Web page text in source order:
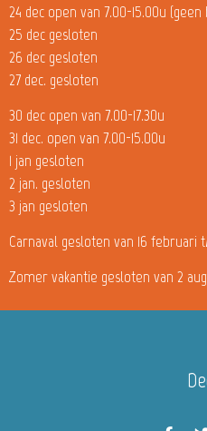
24 dec open van 7.00-15.00u
25 dec gesloten
26 dec gesloten
27 dec. gesloten
30 dec open van 7.00-17.30u
31 dec. open van 7.00-15.00u
1 jan gesloten
2 jan. gesloten
3 jan gesloten
Carnaval gesloten van 16 februari
Zomer vakantie gesloten van 2